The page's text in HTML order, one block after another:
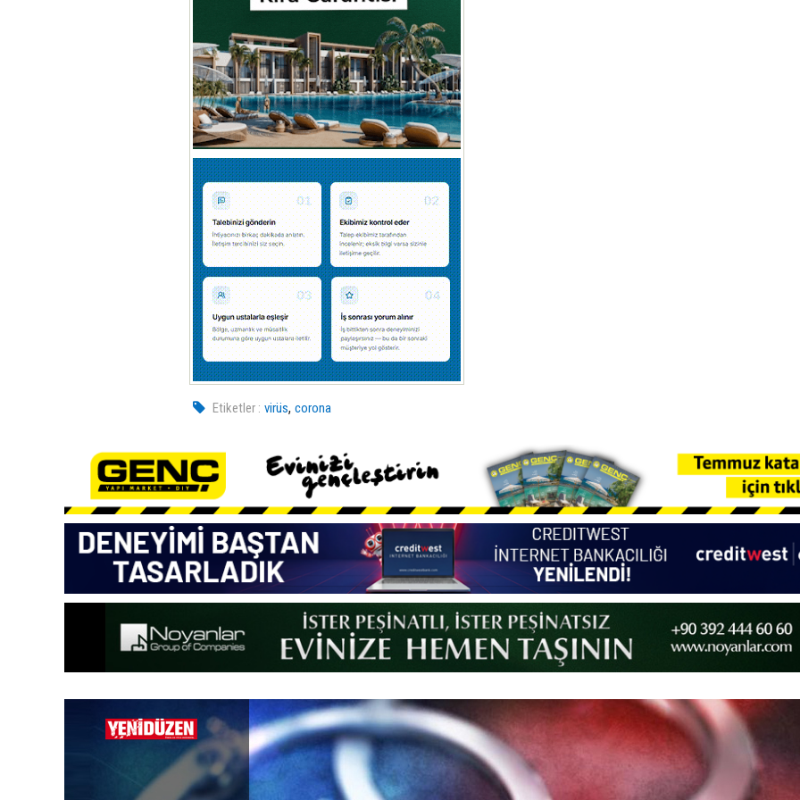
Etiketler : virüs,corona